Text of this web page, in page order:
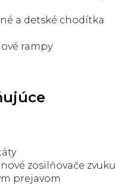
a detské chodítka
rampy
zosilňovače zvuku
prejavom